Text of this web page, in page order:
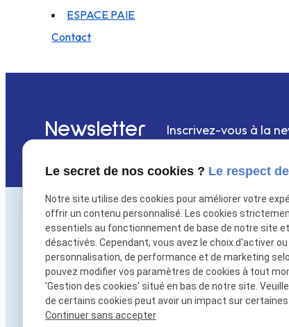
ESPACE PAIE
Contact
Newsletter Inscrivez-vous à la
Le secret de nos cookies ? Le respect
Notre site utilise des cookies pour améliorer votre
offrir un contenu personnalisé. Les cookies
essentiels au fonctionnement de base de notre site
désactivés. Cependant, vous avez le choix d'activer
personnalisation, de performance et de marketing
pouvez modifier vos paramètres de cookies à tout
'Gestion des cookies' situé en bas de notre site.
de certains cookies peut avoir un impact sur
Continuer sans accepter